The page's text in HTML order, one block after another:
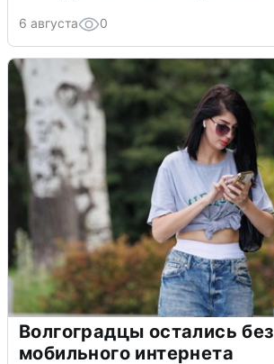
6 августа 0
Волгоградцы остались без
мобильного интернета